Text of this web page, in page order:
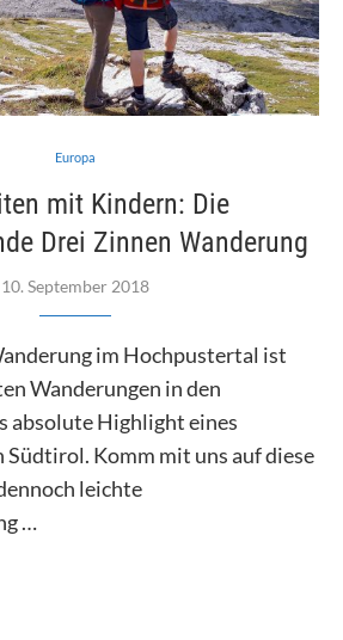
Europa
mit Kindern: Die
Drei Zinnen Wanderung
10. September 2018
im Hochpustertal ist
Wanderungen in den
absolute Highlight eines
Komm mit uns auf diese
leichte
…